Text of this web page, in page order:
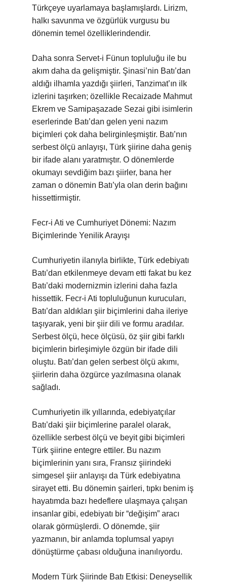
Türkçeye uyarlamaya başlamışlardı. Lirizm,
halkı savunma ve özgürlük vurgusu bu
dönemin temel özelliklerindendir.
Daha sonra Servet-i Fünun topluluğu ile bu
akım daha da gelişmiştir. Şinasi’nin Batı’dan
aldığı ilhamla yazdığı şiirleri, Tanzimat’ın ilk
izlerini taşırken; özellikle Recaizade Mahmut
Ekrem ve Samipaşazade Sezai gibi isimlerin
eserlerinde Batı’dan gelen yeni nazım
biçimleri çok daha belirginleşmiştir. Batı’nın
serbest ölçü anlayışı, Türk şiirine daha geniş
bir ifade alanı yaratmıştır. O dönemlerde
okumayı sevdiğim bazı şiirler, bana her
zaman o dönemin Batı’yla olan derin bağını
hissettirmiştir.
Fecr-i Ati ve Cumhuriyet Dönemi: Nazım
Biçimlerinde Yenilik Arayışı
Cumhuriyetin ilanıyla birlikte, Türk edebiyatı
Batı’dan etkilenmeye devam etti fakat bu kez
Batı’daki modernizmin izlerini daha fazla
hissettik. Fecr-i Ati topluluğunun kurucuları,
Batı’dan aldıkları şiir biçimlerini daha ileriye
taşıyarak, yeni bir şiir dili ve formu aradılar.
Serbest ölçü, hece ölçüsü, öz şiir gibi farklı
biçimlerin birleşimiyle özgün bir ifade dili
oluştu. Batı’dan gelen serbest ölçü akımı,
şiirlerin daha özgürce yazılmasına olanak
sağladı.
Cumhuriyetin ilk yıllarında, edebiyatçılar
Batı’daki şiir biçimlerine paralel olarak,
özellikle serbest ölçü ve beyit gibi biçimleri
Türk şiirine entegre ettiler. Bu nazım
biçimlerinin yanı sıra, Fransız şiirindeki
simgesel şiir anlayışı da Türk edebiyatına
sirayet etti. Bu dönemin şairleri, tıpkı benim iş
hayatımda bazı hedeflere ulaşmaya çalışan
insanlar gibi, edebiyatı bir “değişim” aracı
olarak görmüşlerdi. O dönemde, şiir
yazmanın, bir anlamda toplumsal yapıyı
dönüştürme çabası olduğuna inanılıyordu.
Modern Türk Şiirinde Batı Etkisi: Deneysellik